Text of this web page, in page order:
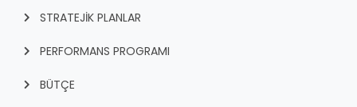
STRATEJİK PLANLAR
PERFORMANS PROGRAMI
BÜTÇE